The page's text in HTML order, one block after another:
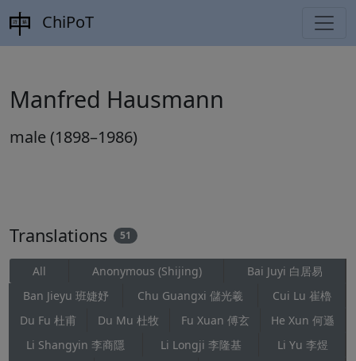
ChiPoT
Manfred Hausmann
male (1898–1986)
Translations 51
All Anonymous (Shijing)
Bai Juyi 白居易
Ban Jieyu 班婕妤
Chu Guangxi 儲光羲
Cui Lu 崔櫓
Du Fu 杜甫
Du Mu 杜牧 Fu Xuan 傅玄
He Xun 何遜
Li Shangyin 李商隱
Li Longji 李隆基
Li Yu 李煜